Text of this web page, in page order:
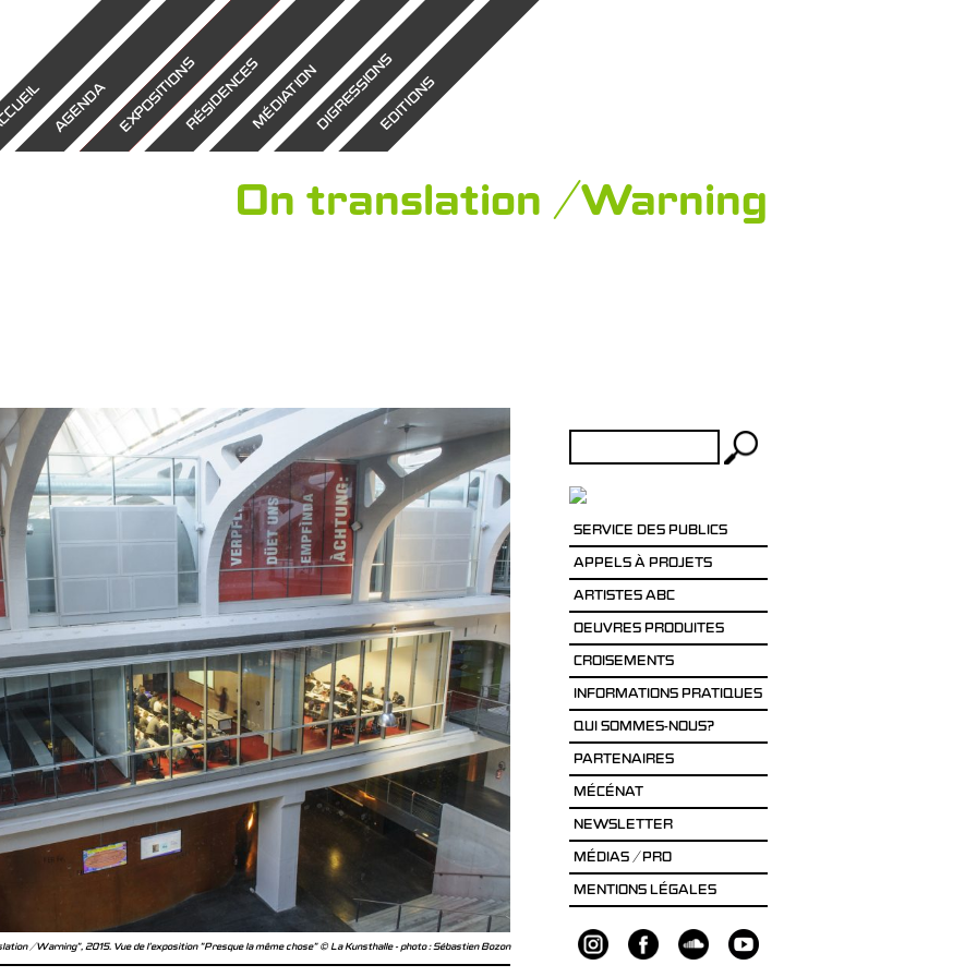
AGENDAEXPOSITIONSRÉSIDENCESMÉDIATIONDIGRESSIONSEDITIONS
On translation / Warning
/ Warning", 2015. Vue de l'exposition "Presque la même chose" © La Kunsthalle - photo : Sébastien Bozon
SERVICE DES PUBLICS
APPELS À PROJETS
ARTISTES ABC
OEUVRES PRODUITES
CROISEMENTS
INFORMATIONS PRATIQUES
QUI SOMMES-NOUS?
PARTENAIRES
MÉCÉNAT
NEWSLETTER
MÉDIAS / PRO
MENTIONS LÉGALES